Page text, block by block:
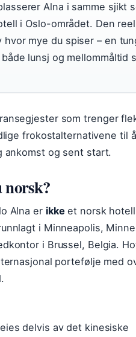
Alna i samme sjikt
i Oslo-området. Den
hvor mye du spiser – en
lunsj og mellommåltid
som trenger
frokostalternativene til
ankomst og sent start.
norsk?
Alna er ikkeet norsk
i Minneapolis,
i Brussel, Belgia.
portefølje med
delvis av det kinesiske